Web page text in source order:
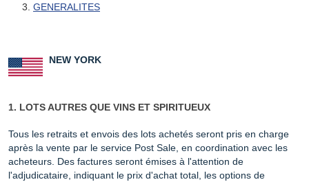
3. GENERALITES
NEW YORK
1. LOTS AUTRES QUE VINS ET SPIRITUEUX
Tous les retraits et envois des lots achetés seront pris en charge
après la vente par le service Post Sale, en coordination avec les
acheteurs. Des factures seront émises à l'attention de
l'adjudicataire, indiquant le prix d'achat total, les options de